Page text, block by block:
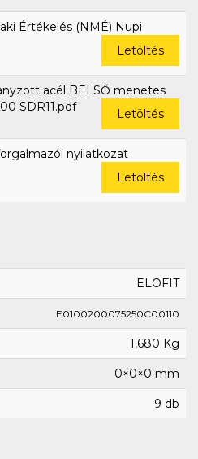
Értékelés (NMÉ) Nupi
Letöltés
acél BELSŐ menetes
SDR11.pdf
Letöltés
nyilatkozat
Letöltés
ELOFIT
E0100200075250C00110
1,680 Kg
0×0×0 mm
9 db